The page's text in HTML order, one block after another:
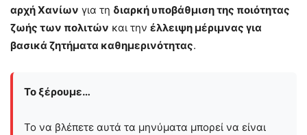
αρχή Χανίων για τη διαρκή υποβάθμιση της ποιότητας
ζωής των πολιτών και την έλλειψη μέριμνας για
βασικά ζητήματα καθημερινότητας.
Το ξέρουμε…
Το να βλέπετε αυτά τα μηνύματα μπορεί να είναι